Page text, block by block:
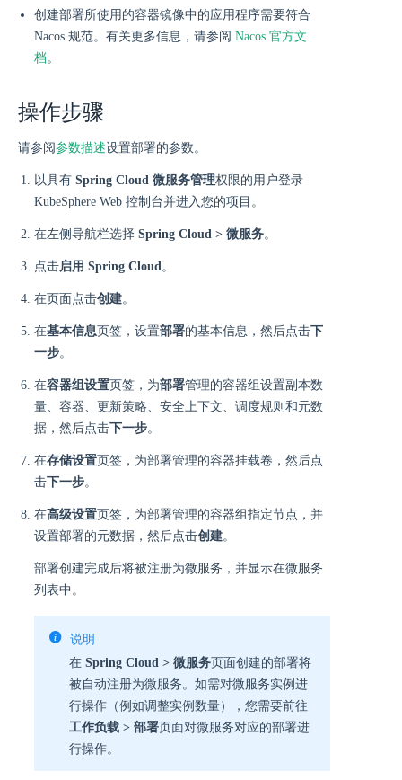
创建部署所使用的容器镜像中的应用程序需要符合
Nacos 规范。有关更多信息，请参阅 Nacos 官方文
档。
操作步骤
请参阅参数描述设置部署的参数。
以具有 Spring Cloud 微服务管理权限的用户登录
KubeSphere Web 控制台并进入您的项目。
在左侧导航栏选择 Spring Cloud > 微服务。
点击启用 Spring Cloud。
在页面点击创建。
在基本信息页签，设置部署的基本信息，然后点击下
一步。
在容器组设置页签，为部署管理的容器组设置副本数
量、容器、更新策略、安全上下文、调度规则和元数
据，然后点击下一步。
在存储设置页签，为部署管理的容器挂载卷，然后点
击下一步。
在高级设置页签，为部署管理的容器组指定节点，并
设置部署的元数据，然后点击创建。
部署创建完成后将被注册为微服务，并显示在微服务
列表中。
说明
在 Spring Cloud > 微服务页面创建的部署将
被自动注册为微服务。如需对微服务实例进
行操作（例如调整实例数量），您需要前往
工作负载 > 部署页面对微服务对应的部署进
行操作。